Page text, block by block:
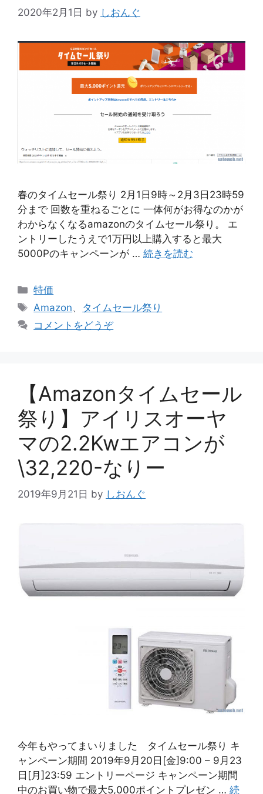
2020年2月1日 by しおんぐ
春のタイムセール祭り 2月1日9時～2月3日23時59
分まで 回数を重ねるごとに 一体何がお得なのかが
わからなくなるamazonのタイムセール祭り。 エ
ントリーしたうえで1万円以上購入すると最大
5000Pのキャンペーンが … 続きを読む
カ
テ
リ
特価
タ
グ
Amazon、 タイムセール祭り
コメントをどうぞ
【Amazonタイムセール
祭り】アイリスオーヤ
マの2.2Kwエアコンが
\32,220-なりー
2019年9月21日 by しおんぐ
今年もやってまいりました タイムセール祭り キ
ャンペーン期間 2019年9月20日[金]9:00 – 9月23
日[月]23:59 エントリーページ キャンペーン期間
中のお買い物で最大5,000ポイントプレゼン … 続